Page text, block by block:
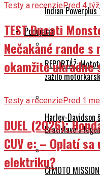
Indian
Podujatia
REPORTÁŽ:
zažilo
Harley-Davidson
Bratislave a
CFMOTO
Testy a recenziePred 4
TEST Ducati
Nečakané rande s
okamžite ukradne
Testy a recenziePred 1
DUEL (2026):
CUV e: – Oplatí
elektriku?